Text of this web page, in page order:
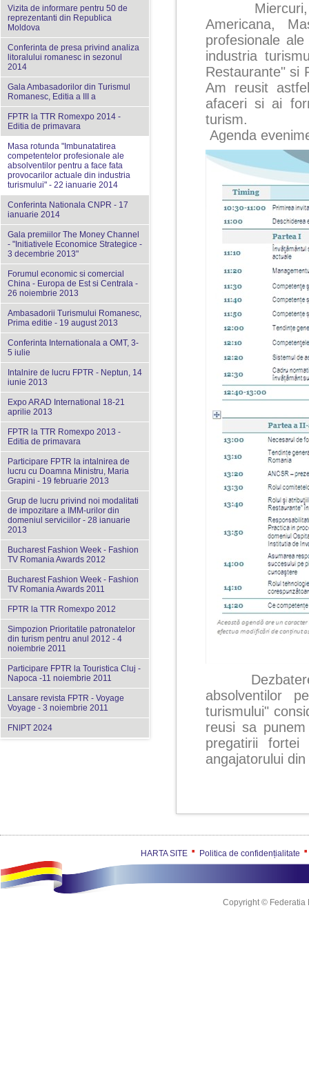
Vizita de informare pentru 50 de
reprezentanti din Republica
Moldova
Conferinta de presa privind analiza
litoralului romanesc in sezonul
2014
Gala Ambasadorilor din Turismul
Romanesc, Editia a III a
FPTR la TTR Romexpo 2014 -
Editia de primavara
Masa rotunda "Imbunatatirea
competentelor profesionale ale
absolventilor pentru a face fata
provocarilor actuale din industria
turismului" - 22 ianuarie 2014
Conferinta Nationala CNPR - 17
ianuarie 2014
Gala premiilor The Money Channel
- "Initiativele Economice Strategice -
3 decembrie 2013"
Forumul economic si comercial
China - Europa de Est si Centrala -
26 noiembrie 2013
Ambasadorii Turismului Romanesc,
Prima editie - 19 august 2013
Conferinta Internationala a OMT, 3-
5 iulie
Intalnire de lucru FPTR - Neptun, 14
iunie 2013
Expo ARAD International 18-21
aprilie 2013
FPTR la TTR Romexpo 2013 -
Editia de primavara
Participare FPTR la intalnirea de
lucru cu Doamna Ministru, Maria
Grapini - 19 februarie 2013
Grup de lucru privind noi modalitati
de impozitare a IMM-urilor din
domeniul serviciilor - 28 ianuarie
2013
Bucharest Fashion Week - Fashion
TV Romania Awards 2012
Bucharest Fashion Week - Fashion
TV Romania Awards 2011
FPTR la TTR Romexpo 2012
Simpozion Prioritatile patronatelor
din turism pentru anul 2012 - 4
noiembrie 2011
Participare FPTR la Touristica Cluj -
Napoca -11 noiembrie 2011
Lansare revista FPTR - Voyage
Voyage - 3 noiembrie 2011
FNIPT 2024
Miercuri, 22
Americana,
profesionale
industria
Restaurante" si
Am reusit
afaceri si ai
turism.
Agenda
Dezbaterea
absolventilor
turismului"
reusi sa
pregatirii
angajatorului
HARTA SITE Politica de confidențialitate
Copyright © Federatia